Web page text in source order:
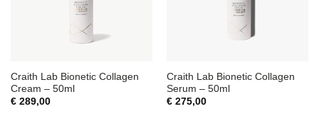
Craith Lab Bionetic Collagen
Cream – 50ml
€289,00
Craith Lab Bionetic Collagen
Serum – 50ml
€275,00